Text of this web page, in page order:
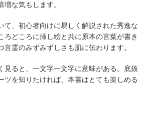
増な気もします。
、初心者向けに易しく解説された秀逸な
ろどころに挿し絵と共に原本の言葉が書き
霊のみずみずしさも肌に伝わります。
ると、一文字一文字に意味がある。底抜
ツを知りたければ、本書はとても楽しめる